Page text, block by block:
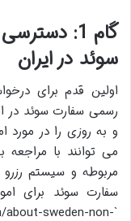
گام 1:
سوئد در ایران
اولین قدم برای
رسمی سفارت سوئد در
و به روزی را در مورد
مربوطه و سیستم
سفارت سوئد برای
about-sweden-non-